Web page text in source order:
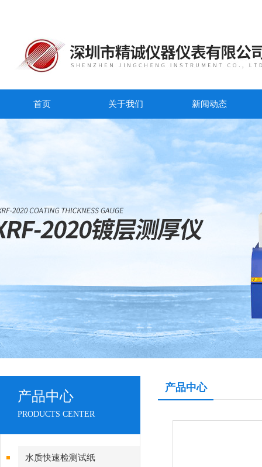
首页 关于我们 新闻动态
产品中心
PRODUCTS CENTER
水质快速检测试纸
产品中心